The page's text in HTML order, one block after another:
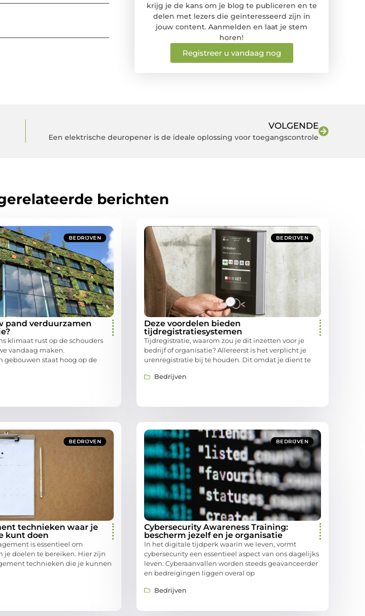
krijg je de kans om je blog te publiceren en te
delen met lezers die geïnteresseerd zijn in
jouw content. Aanmelden en laat je stem
horen!
Registreer u vandaag nog
VOLGENDE
Een elektrische deuropener is de ideale oplossing voor toegangscontrole
berichten
BEDRIJVEN
pand verduurzamen
klimaat rust op de schouders
vandaag maken.
gebouwen staat hoog op de
BEDRIJVEN
Deze voordelen bieden
tijdregistratiesystemen
Tijdregistratie, waarom zou je dit inzetten voor je
bedrijf of organisatie? Allereerst is het verplicht je
urenregistratie bij te houden. Dit omdat je dient te
Bedrijven
BEDRIJVEN
technieken waar je
kunt doen
is essentieel om
je doelen te bereiken. Hier zijn
technieken die je kunnen
BEDRIJVEN
Cybersecurity Awareness Training:
bescherm jezelf en je organisatie
In het digitale tijdperk waarin we leven, vormt
cybersecurity een essentieel aspect van ons dagelijks
leven. Cyberaanvallen worden steeds geavanceerder
en bedreigingen liggen overal op
Bedrijven